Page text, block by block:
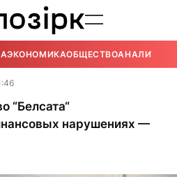
ЭКОНОМИКАОБЩЕСТВОАНАЛИТИКА
“Белсата“
нарушениях —